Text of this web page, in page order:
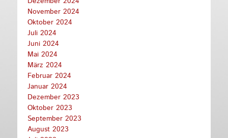
November 2024
Oktober 2024
Juli 2024
Juni 2024
Mai 2024
März 2024
Februar 2024
Januar 2024
Dezember 2023
Oktober 2023
September 2023
August 2023